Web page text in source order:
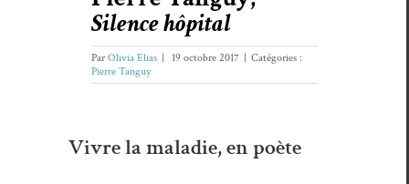
Silence hôpital
ParOlivia Elias 19 octobre 2017
Catégories :
Pierre Tanguy
Vivre la maladie, en poète